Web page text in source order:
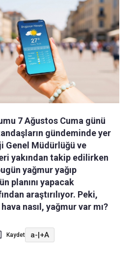
7 Ağustos Cuma günü
gündeminde yer
Genel Müdürlüğü ve
yakından takip edilirken
yağmur yağıp
planını yapacak
araştırılıyor. Peki,
nasıl, yağmur var mı?
Kaydet a-|+A